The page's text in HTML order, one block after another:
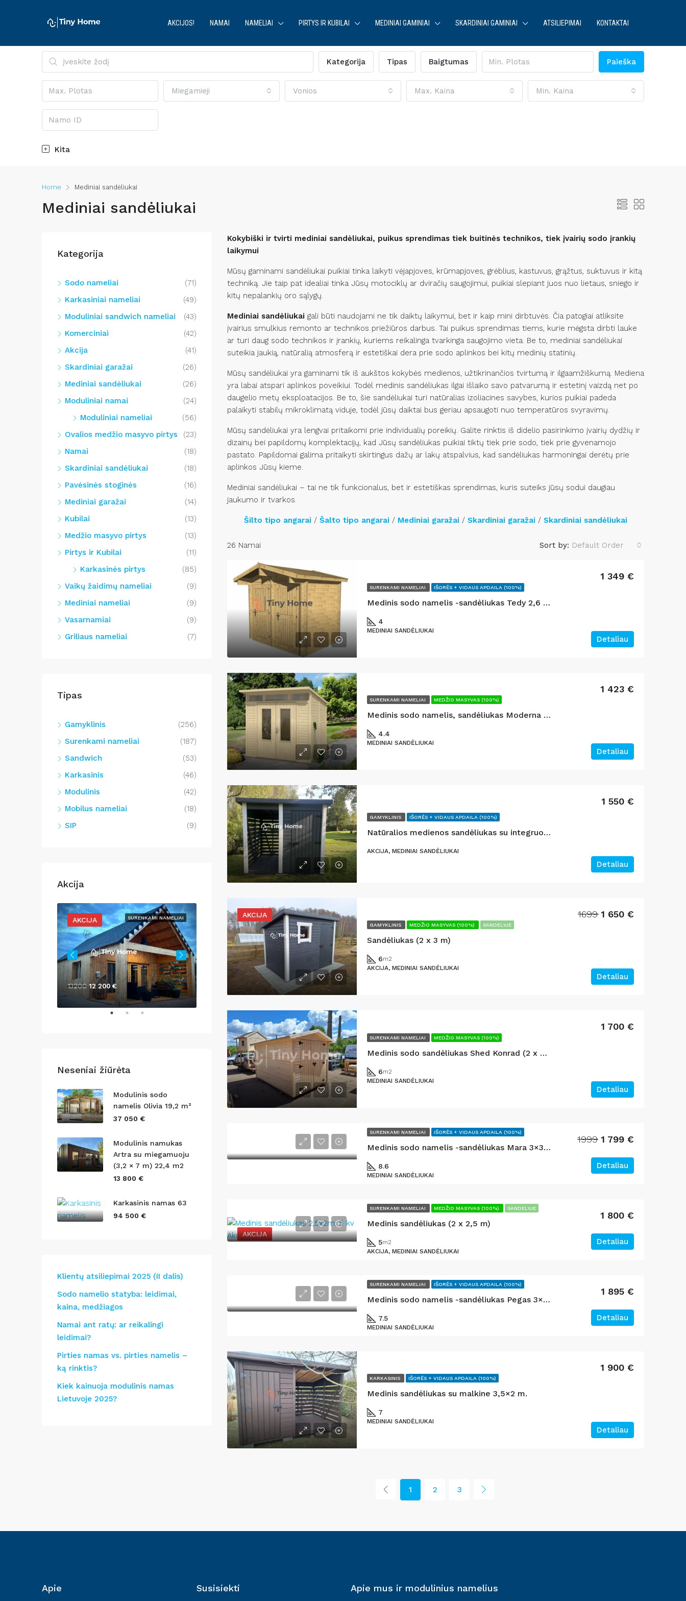
AKCIJOS! NAMAI NAMELIAI PIRTYS IR KUBILAI MEDINIAI GAMINIAI SKARDINIAI GAMINIAI ATSILIEPIMAI KONTAKTAI
Kategorija Tipas Baigtumas Paieška
Miegamieji Vonios Max. Kaina Min. Kaina
Kita
Home Mediniai sandėliukai
Mediniai sandėliukai
Kokybiški ir tvirti mediniai sandėliukai, puikus sprendimas tiek buitinės technikos, tiek įvairių sodo įrankių
laikymui
Mūsų gaminami sandėliukai puikiai tinka laikyti vėjapjoves, krūmapjoves, grėblius, kastuvus, grąžtus, suktuvus ir kitą
techniką. Jie taip pat idealiai tinka Jūsų motociklų ar dviračių saugojimui, puikiai slepiant juos nuo lietaus, sniego ir
kitų nepalankių oro sąlygų.
Mediniai sandėliukai gali būti naudojami ne tik daiktų laikymui, bet ir kaip mini dirbtuvės. Čia patogiai atliksite
įvairius smulkius remonto ar technikos priežiūros darbus. Tai puikus sprendimas tiems, kurie mėgsta dirbti lauke
ar turi daug sodo technikos ir įrankių, kuriems reikalinga tvarkinga saugojimo vieta. Be to, mediniai sandėliukai
suteikia jaukią, natūralią atmosferą ir estetiškai dera prie sodo aplinkos bei kitų medinių statinių.
Mūsų sandėliukai yra gaminami tik iš aukštos kokybės medienos, užtikrinančios tvirtumą ir ilgaamžiškumą. Mediena
yra labai atspari aplinkos poveikiui. Todėl medinis sandėliukas ilgai išlaiko savo patvarumą ir estetinį vaizdą net po
daugelio metų eksploatacijos. Be to, šie sandėliukai turi natūralias izoliacines savybes, kurios puikiai padeda
palaikyti stabilų mikroklimatą viduje, todėl jūsų daiktai bus geriau apsaugoti nuo temperatūros svyravimų.
Mūsų sandėliukai yra lengvai pritaikomi prie individualių poreikių. Galite rinktis iš didelio pasirinkimo įvairių dydžių ir
dizainų bei papildomų komplektacijų, kad Jūsų sandėliukas puikiai tiktų tiek prie sodo, tiek prie gyvenamojo
pastato. Papildomai galima pritaikyti skirtingus dažų ar lakų atspalvius, kad sandėliukas harmoningai derėtų prie
aplinkos Jūsų kieme.
Mediniai sandėliukai – tai ne tik funkcionalus, bet ir estetiškas sprendimas, kuris suteiks jūsų sodui daugiau
jaukumo ir tvarkos.
Šilto tipo angarai / Šalto tipo angarai / Mediniai garažai / Skardiniai garažai / Skardiniai sandėliukai
26 Namai Sort by: Default Order
SURENKAMI NAMELIAI IŠORĖS + VIDAUS APDAILA (100%)
Medinis sodo namelis -sandėliukas Tedy 2,6 x 1,9 m 4 m²
1 349 €
4
MEDINIAI SANDĖLIUKAI
Detaliau
SURENKAMI NAMELIAI MEDŽIO MASYVAS (100%)
Medinis sodo namelis, sandėliukas Moderna 4,4 m²
1 423 €
4.4
MEDINIAI SANDĖLIUKAI
Detaliau
GAMYKLINIS IŠORĖS + VIDAUS APDAILA (100%)
Natūralios medienos sandėliukas su integruota malkine „JORI“ 170×250
1 550 €
AKCIJA, MEDINIAI SANDĖLIUKAI
Detaliau
AKCIJA
GAMYKLINIS MEDŽIO MASYVAS (100%) SANDELYJE
Sandėliukas (2 x 3 m)
16991 650 €
6m2
AKCIJA, MEDINIAI SANDĖLIUKAI
Detaliau
SURENKAMI NAMELIAI MEDŽIO MASYVAS (100%)
Medinis sodo sandėliukas Shed Konrad (2 x 3m) 6 m²
1 700 €
6m2
MEDINIAI SANDĖLIUKAI
Detaliau
SURENKAMI NAMELIAI IŠORĖS + VIDAUS APDAILA (100%)
Medinis sodo namelis -sandėliukas Mara 3×3 m 8.6 m²
1999 1 799 €
8.6
MEDINIAI SANDĖLIUKAI
Detaliau
AKCIJA
SURENKAMI NAMELIAI MEDŽIO MASYVAS (100%) SANDELYJE
Medinis sandėliukas (2 x 2,5 m)
1 800 €
5m2
AKCIJA, MEDINIAI SANDĖLIUKAI
Detaliau
SURENKAMI NAMELIAI IŠORĖS + VIDAUS APDAILA (100%)
Medinis sodo namelis -sandėliukas Pegas 3×3 m 7.5 m²
1 895 €
7.5
MEDINIAI SANDĖLIUKAI
Detaliau
KARKASINIS IŠORĖS + VIDAUS APDAILA (100%)
Medinis sandėliukas su malkine 3,5×2 m.
1 900 €
7
MEDINIAI SANDĖLIUKAI
Detaliau
1 2 3
Kategorija
Sodo nameliai
(71)
Karkasiniai nameliai
(49)
Moduliniai sandwich nameliai
(43)
Komerciniai
(42)
Akcija
(41)
Skardiniai garažai
(26)
Mediniai sandėliukai
(26)
Moduliniai namai
(24)
Moduliniai nameliai
(56)
Ovalios medžio masyvo pirtys
(23)
Namai
(18)
Skardiniai sandėliukai
(18)
Pavėsinės stoginės
(16)
Mediniai garažai
(14)
Kubilai
(13)
Medžio masyvo pirtys
(13)
Pirtys ir Kubilai
(11)
Karkasinės pirtys
(85)
Vaikų žaidimų nameliai
(9)
Mediniai nameliai
(9)
Vasarnamiai
(9)
Griliaus nameliai
(7)
Tipas
Gamyklinis
(256)
Surenkami nameliai
(187)
Sandwich
(53)
Karkasinis
(46)
Modulinis
(42)
Mobilus nameliai
(18)
SIP
(9)
Akcija
SURENKAMI NAMELIAI
AKCIJA
13200 12 200 €
SURENKAMI NAMELIAI
AKCIJA
1 249 €
AKCIJA SURENKAMI NAMELIAI
AKCIJA AKCIJA
1389
Neseniai žiūrėta
Modulinis sodo
namelis Olivia 19,2 m²
37 050 €
Modulinis namukas
Artra su miegamuoju
(3,2 × 7 m) 22,4 m2
13 800 €
Karkasinis namas 63
94 500 €
Klientų atsiliepimai 2025 (II dalis)
Sodo namelio statyba: leidimai,
kaina, medžiagos
Namai ant ratų: ar reikalingi
leidimai?
Pirties namas vs. pirties namelis –
ką rinktis?
Kiek kainuoja modulinis namas
Lietuvoje 2025?
Apie Susisiekti Apie mus ir modulinius namelius